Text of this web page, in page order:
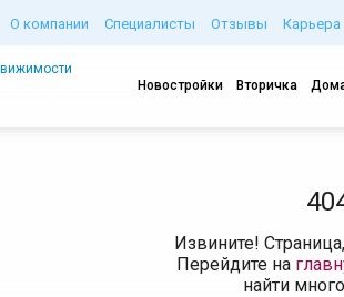
О компании Специалисты Отзывы Карьера
Новостройки Вторичка
Извините!
Перейдите на
найти